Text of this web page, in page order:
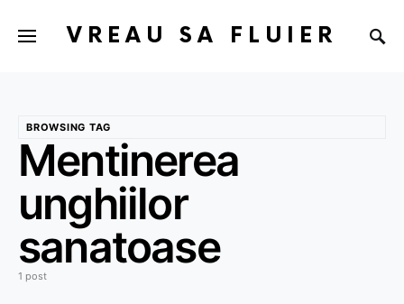
VREAU SA FLUIER
BROWSING TAG
Mentinerea
unghiilor
sanatoase
1 post